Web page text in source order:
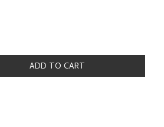
ADD TO CART